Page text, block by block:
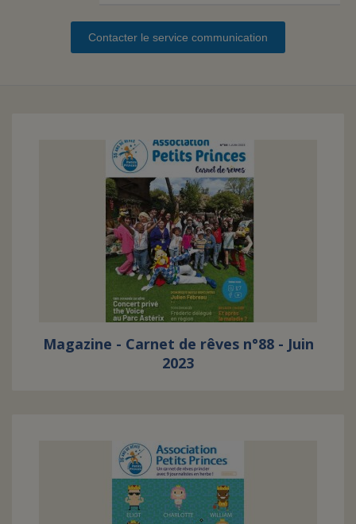
FAIRE UN DON
JE DEVIENS
DEVENIR
UN PETIT PRINCE
Contacter le service communication
Magazine - Carnet de rêves n°88 - Juin
2023